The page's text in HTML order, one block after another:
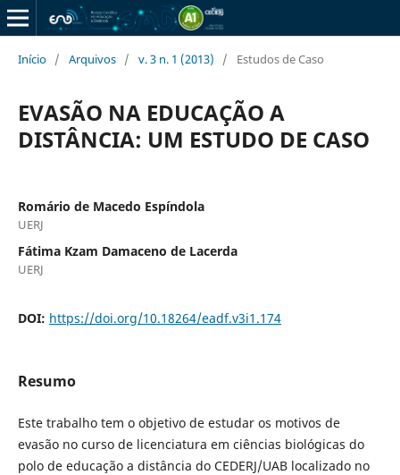
Início / Arquivos / v. 3 n. 1 (2013) / Estudos de Caso
EVASÃO NA EDUCAÇÃO A
DISTÂNCIA: UM ESTUDO DE CASO
Romário de Macedo Espí­ndola
UERJ
Fátima Kzam Damaceno de Lacerda
UERJ
DOI: https://doi.org/10.18264/eadf.v3i1.174
Resumo
Este trabalho tem o objetivo de estudar os motivos de
evasão no curso de licenciatura em ciências biológicas do
polo de educação a distância do CEDERJ/UAB localizado no